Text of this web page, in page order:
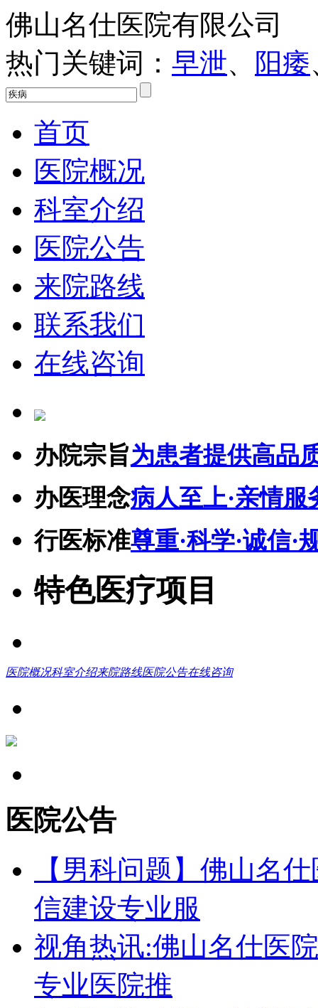
佛山名仕医院有限公司
热门关键词： 早泄、 阳痿
首页
医院概况
科室介绍
医院公告
来院路线
联系我们
在线咨询
办院宗旨为患者提供高品
办医理念病人至上·亲情服
行医标准尊重·科学·诚信·
特色医疗项目
医院概况科室介绍来院路线医院公告在线咨询
医院公告
【男科问题】佛山名
信建设专业服
视角热讯:佛山名仕医
专业医院推